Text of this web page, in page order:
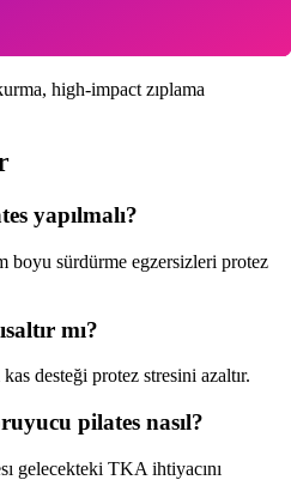
high-impact zıplama
yapılmalı?
boyu sürdürme egzersizleri protez
mı?
desteği protez stresini azaltır.
pilates nasıl?
gelecekteki TKA ihtiyacını